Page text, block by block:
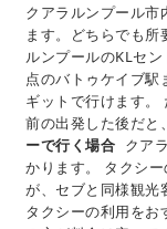
クアラルンプール市
ます。どちらでも所
ルンプールのKLセ
点のバトゥケイブ駅
ギットで行けます。
前の出発した後だと
ーで行く場合 クア
かります。 タクシ
が、セブと同様観光
タクシーの利用をお